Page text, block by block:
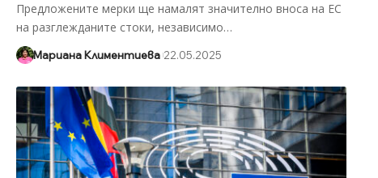
Предложените мерки ще намалят значително вноса на ЕС
на разглежданите стоки, независимо…
Мариана Климентиева 22.05.2025